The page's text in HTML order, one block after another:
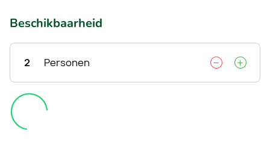
Beschikbaarheid
2 Personen